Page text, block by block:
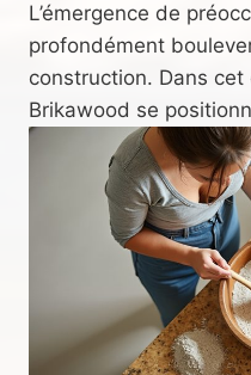
L’émergence de
profondément
construction. Dans
Brikawood se